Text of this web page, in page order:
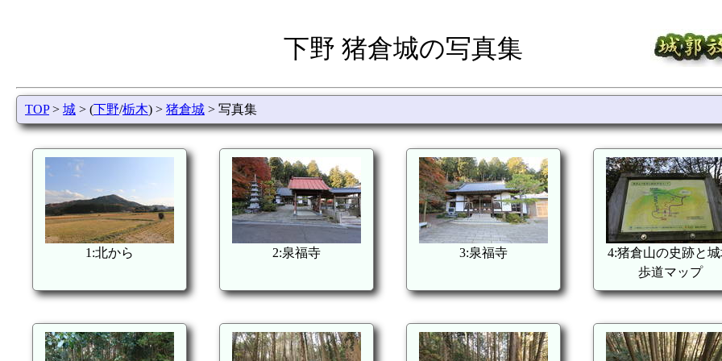
下野 猪倉城の写真集
TOP> 城 > (下野/栃木) > 猪倉城 > 写真集
1:北から 2:泉福寺 3:泉福寺
4:猪倉山の史跡と
歩道マップ